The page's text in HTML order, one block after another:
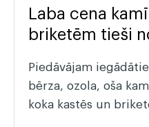
Laba cena
briketēm tieši
Piedāvājam
bērza, ozola, oša
koka kastēs un